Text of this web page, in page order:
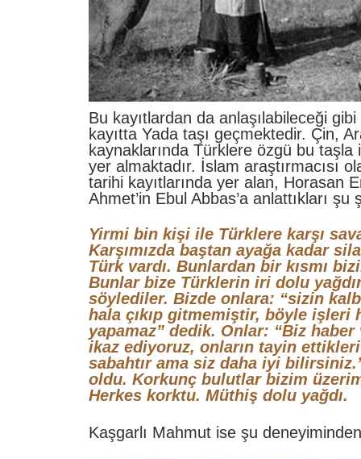
Bu kayıtlardan da anlaşılabileceği
kayıtta Yada taşı geçmektedir. Çin,
kaynaklarında Türklere özgü bu taşla
yer almaktadır. İslam araştırmacısı
tarihi kayıtlarında yer alan, Horasan
Ahmet’in Ebul Abbas’a anlattıkları
Yirmi bin kişi ile Türklere karşı
Karşımızda baştan ayağa kadar
Türk vardı. Bunlardan bir kısmı
Bunlar bize Türklerin iri dolu
söylediler. Bizde onlara: “sizin
hala çıkıp gitmemiştir, böyle işleri
yapamaz” dedik. Onlar: “Biz
ikaz ediyoruz, onların tayin
sabahtır ama siz daha iyi
oldu. Korkunç bulutlar bizim
Herkes korktu. Müthiş dolu yağdı.
Kaşgarlı Mahmut ise şu